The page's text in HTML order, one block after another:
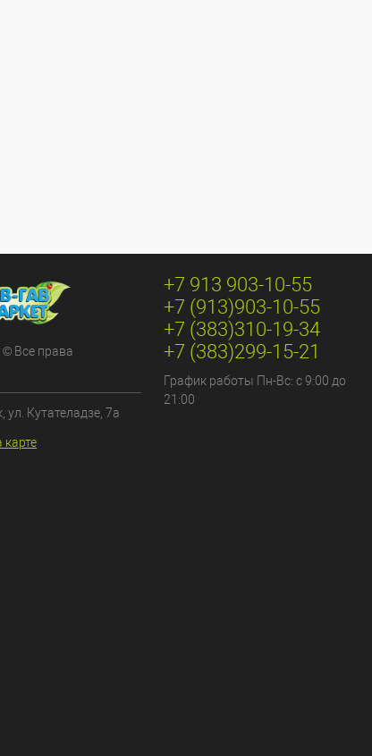
Все права
ул. Кутателадзе, 7а
карте
+7 913 903-10-55
+7 (913)903-10-55
+7 (383)310-19-34
+7 (383)299-15-21
График работы Пн-Вс: с 9:00 до
21:00